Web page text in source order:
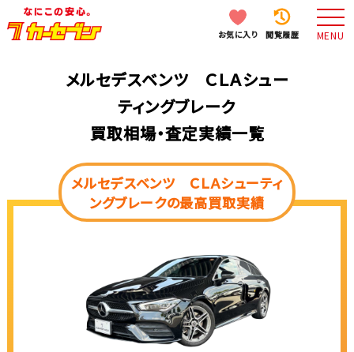
お気に入り 閲覧履歴 MENU
メルセデスベンツ ＣＬＡシュー
ティングブレーク
買取相場・査定実績一覧
メルセデスベンツ ＣＬＡシューティ
ングブレークの最高買取実績